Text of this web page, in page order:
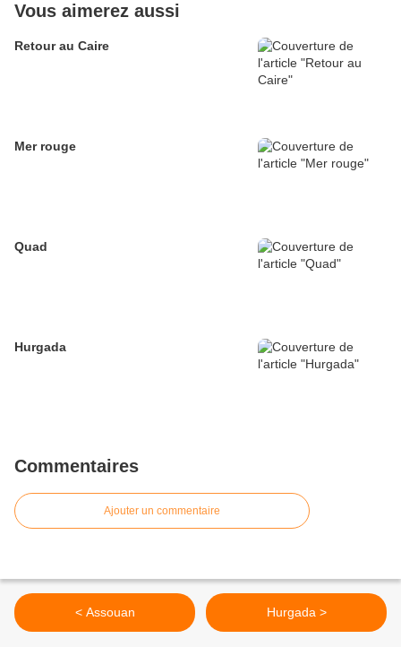
Vous aimerez aussi
Retour au Caire
Mer rouge
Quad
Hurgada
Commentaires
Ajouter un commentaire
< Assouan Hurgada >